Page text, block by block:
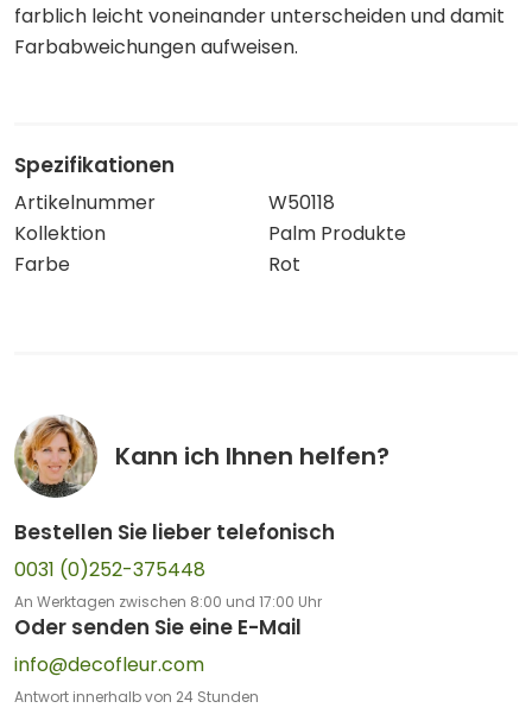
farblich leicht voneinander unterscheiden und damit
Farbabweichungen aufweisen.
Spezifikationen
Artikelnummer
W50118
Kollektion
Palm Produkte
Farbe
Rot
Kann ich Ihnen helfen?
Bestellen Sie lieber telefonisch
0031 (0)252-375448
An Werktagen zwischen 8:00 und 17:00 Uhr
Oder senden Sie eine E-Mail
info@decofleur.com
Antwort innerhalb von 24 Stunden